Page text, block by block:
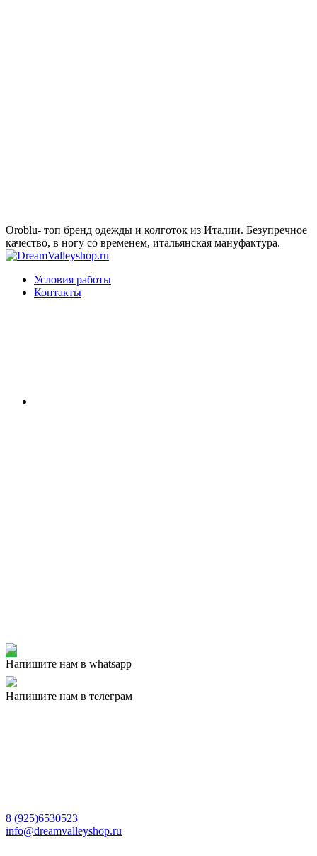
Oroblu- топ бренд одежды и колготок из Италии. Безупречное
качество, в ногу со временем, итальянская мануфактура.
Условия работы
Контакты
Напишите нам в whatsapp
Напишите нам в телеграм
8 (925)6530523
info@dreamvalleyshop.ru